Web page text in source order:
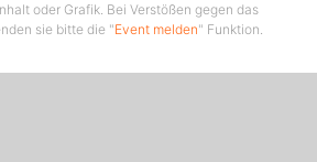
oder Grafik. Bei Verstößen gegen das
sie bitte die "Event melden" Funktion.